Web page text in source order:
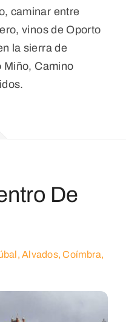
caminar entre
vinos de Oporto
la sierra de
Miño, Camino
De
Alvados, Coímbra,